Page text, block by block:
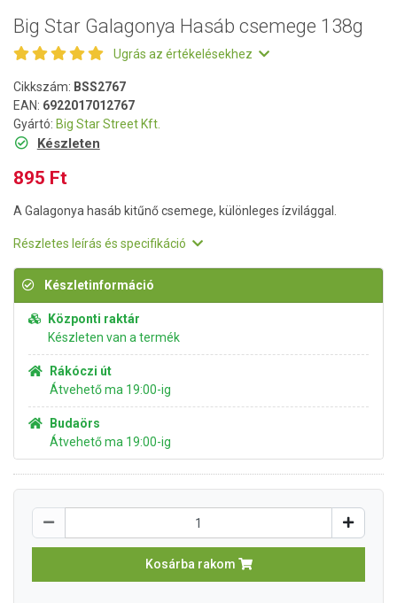
Big Star Galagonya Hasáb csemege 138g
Ugrás az értékelésekhez
Cikkszám: BSS2767
EAN: 6922017012767
Gyártó: Big Star Street Kft.
Készleten
895 Ft
A Galagonya hasáb kitűnő csemege, különleges ízvilággal.
Részletes leírás és specifikáció
Készletinformáció
Központi raktár
Készleten van a termék
Rákóczi út
Átvehető ma 19:00-ig
Budaörs
Átvehető ma 19:00-ig
Kosárba rakom